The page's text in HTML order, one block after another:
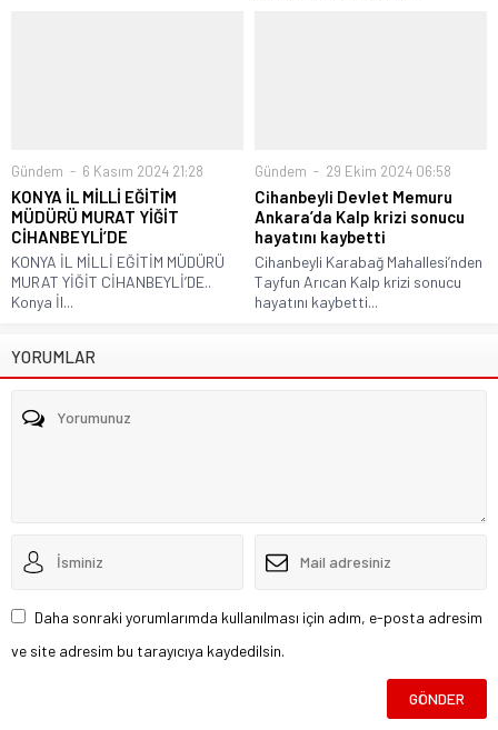
Gündem 6 Kasım 2024 21:28
KONYA İL MİLLİ EĞİTİM
MÜDÜRÜ MURAT YİĞİT
CİHANBEYLİ’DE
KONYA İL MİLLİ EĞİTİM MÜDÜRÜ
MURAT YİĞİT CİHANBEYLİ’DE..
Konya İl...
Gündem 29 Ekim 2024 06:58
Cihanbeyli Devlet Memuru
Ankara’da Kalp krizi sonucu
hayatını kaybetti
Cihanbeyli Karabağ Mahallesi’nden
Tayfun Arıcan Kalp krizi sonucu
hayatını kaybetti...
YORUMLAR
Daha sonraki yorumlarımda kullanılması için adım, e-posta adresim
ve site adresim bu tarayıcıya kaydedilsin.